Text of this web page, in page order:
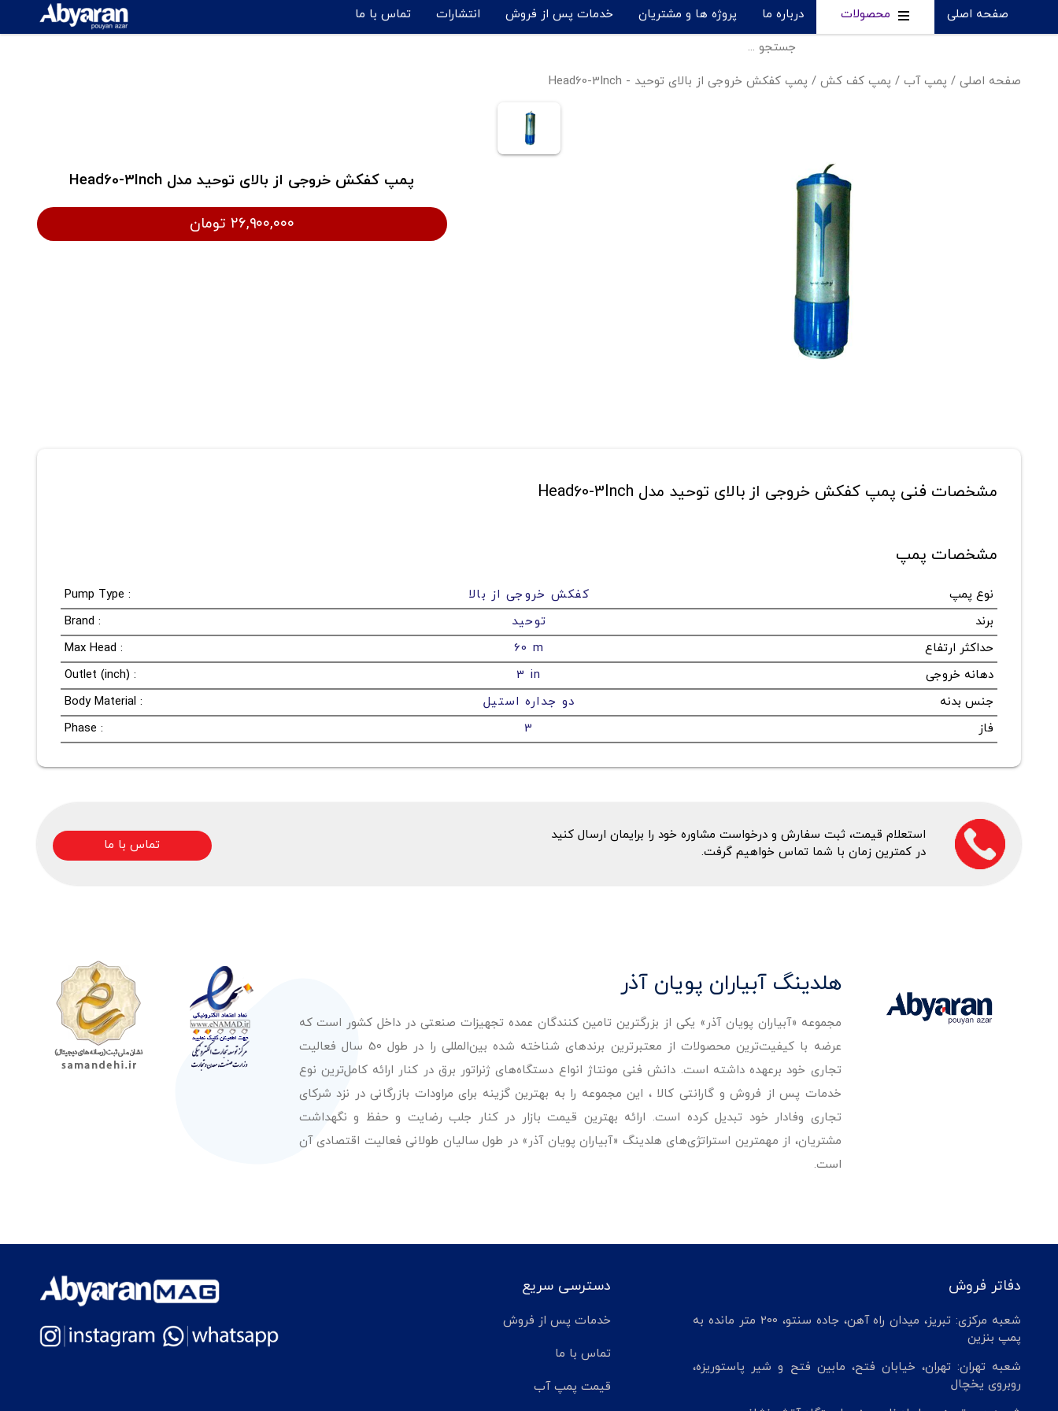
صفحه اصلی محصولات درباره ما پروژه ها و مشتریان خدمات پس از فروش انتشارات تماس با ما
صفحه اصلی / پمپ آب / پمپ کف کش / پمپ کفکش خروجی از بالای توحید - Head60-3Inch
پمپ کفکش خروجی از بالای توحید مدل Head60-3Inch
۲۶,۹۰۰,۰۰۰ تومان
مشخصات فنی پمپ کفکش خروجی از بالای توحید مدل Head60-3Inch
مشخصات پمپ
نوع پمپ کفکش خروجی از بالا
Pump Type :
برند
توحید
Brand :
حداکثر ارتفاع
60 m
Max Head :
دهانه خروجی
3 in
Outlet (inch) :
جنس بدنه
دو جداره استیل
Body Material :
فاز
3
Phase :
استعلام قیمت، ثبت سفارش و درخواست مشاوره خود را برایمان ارسال کنید
در کمترین زمان با شما تماس خواهیم گرفت.
تماس با ما
هلدینگ آبیاران پویان آذر
مجموعه «آبیاران پویان آذر» یکی از بزرگترین تامین کنندگان عمده تجهیزات صنعتی در داخل کشور است که
عرضه با کیفیت‌ترین محصولات از معتبرترین برندهای شناخته شده بین‌المللی را در طول 50 سال فعالیت
تجاری خود برعهده داشته است. دانش فنی مونتاژ انواع دستگاه‌های ژنراتور برق در کنار ارائه کامل‌ترین نوع
خدمات پس از فروش و گارانتی کالا ، این مجموعه را به بهترین گزینه برای مراودات بازرگانی در نزد شرکای
تجاری وفادار خود تبدیل کرده است. ارائه بهترین قیمت بازار در کنار جلب رضایت و حفظ و نگهداشت
مشتریان، از مهمترین استراتژی‌های هلدینگ «آبیاران پویان آذر» در طول سالیان طولانی فعالیت اقتصادی آن
است.
دفاتر فروش
شعبه مرکزی: تبریز، میدان راه آهن، جاده سنتو، 200 متر مانده به
پمپ بنزین
شعبه تهران: تهران، خیابان فتح، مابین فتح و شیر پاستوریزه،
روبروی یخچال
دسترسی سریع
خدمات پس از فروش
تماس با ما
قیمت پمپ آب